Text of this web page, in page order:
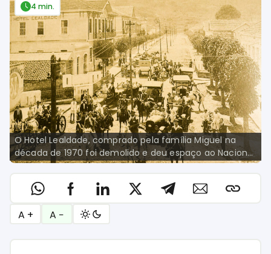
O Hotel Lealdade, comprado pela família Miguel na
década de 1970 foi demolido e deu espaço ao Nacional
Inn, o primeiro construído pela empresa, em Poços de
4 min.
A + A −